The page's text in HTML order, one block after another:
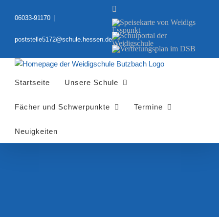
Inhalt06033-91170
poststelle5172@schule.hessen.de
Speisekarte
von
Weidigs
Esspunkt
Schulportal
der
Weidigschule
Vertretungsplan
DSB
Startseite Unsere Schule
Fächer und Schwerpunkte Termine
Neuigkeiten